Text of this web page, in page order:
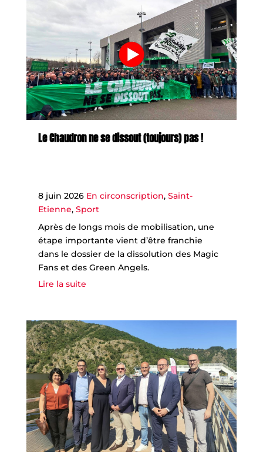
Le Chaudron ne se dissout (toujours) pas !
8 juin 2026 En circonscription, Saint-
Etienne, Sport
Après de longs mois de mobilisation, une
étape importante vient d’être franchie
dans le dossier de la dissolution des Magic
Fans et des Green Angels.
Lire la suite